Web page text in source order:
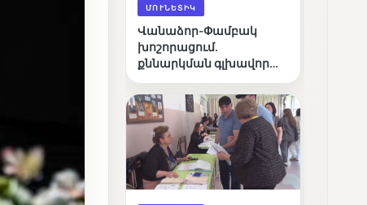
ՄՈՒՆԵՏԻԿ
Վանաձոր-Փամբակ
խոշորացում.
քննարկման գլխավոր
կառավարո՞ւմ, թե՞
քաղաքական նպատակ